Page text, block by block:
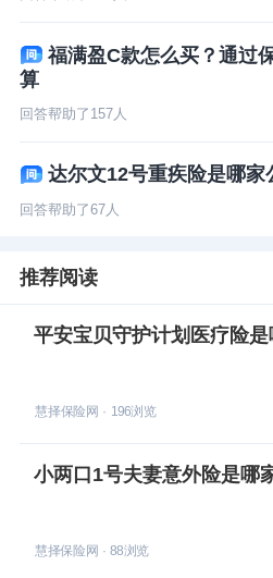
福满盈C款怎么买？通过
算
回答帮助了 157人
达尔文12号重疾险是哪家
回答帮助了67人
推荐阅读
平安宝贝守护计划医疗险
慧择保险网 · 196浏览
小两口1号夫妻意外险是哪
慧择保险网 ·88浏览